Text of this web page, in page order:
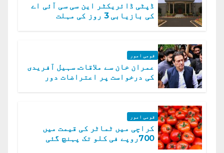
ڈپٹی ڈائریکٹر این سی سی آئی اے
کی بازیابی 3 روز کی مہلت
قومی امور
عمران خان سے ملاقات. سہیل آفریدی
کی درخواست پر اعتراضات دور
قومی امور
کراچی میں ٹماٹر کی قیمت میں
700روپے فی کلو تک پہنچ گئی